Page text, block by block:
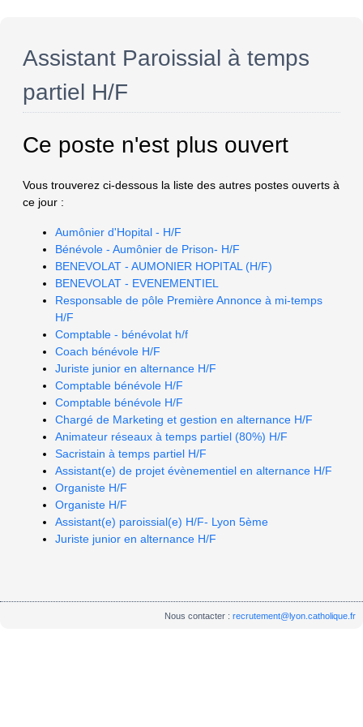
Assistant Paroissial à temps
partiel H/F
Ce poste n'est plus ouvert
Vous trouverez ci-dessous la liste des autres postes ouverts à
ce jour :
Aumônier d'Hopital - H/F
Bénévole - Aumônier de Prison- H/F
BENEVOLAT - AUMONIER HOPITAL (H/F)
BENEVOLAT - EVENEMENTIEL
Responsable de pôle Première Annonce à mi-temps
H/F
Comptable - bénévolat h/f
Coach bénévole H/F
Juriste junior en alternance H/F
Comptable bénévole H/F
Comptable bénévole H/F
Chargé de Marketing et gestion en alternance H/F
Animateur réseaux à temps partiel (80%) H/F
Sacristain à temps partiel H/F
Assistant(e) de projet évènementiel en alternance H/F
Organiste H/F
Organiste H/F
Assistant(e) paroissial(e) H/F- Lyon 5ème
Juriste junior en alternance H/F
Nous contacter :recrutement@lyon.catholique.fr